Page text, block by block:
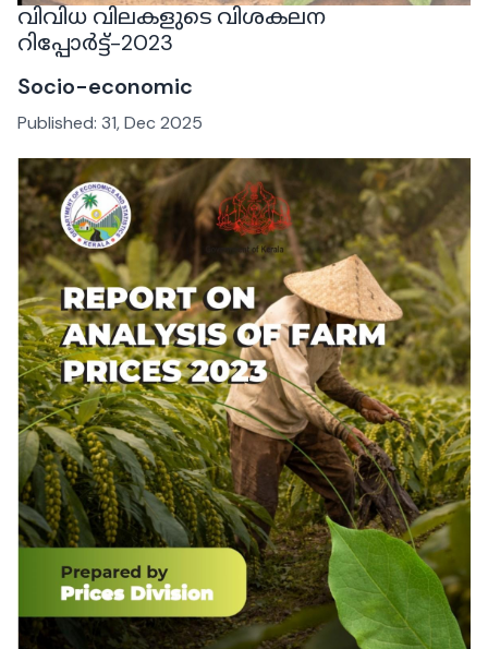
വിവിധ വിലകളുടെ വിശകലന
റിപ്പോർട്ട്-2023
Socio-economic
Published: 31, Dec 2025